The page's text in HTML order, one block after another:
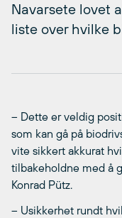
Navarsete lovet
liste over hvilke
– Dette er veldig
som kan gå på
vite sikkert akkurat
tilbakeholdne med å
Konrad Pütz.
– Usikkerhet rundt